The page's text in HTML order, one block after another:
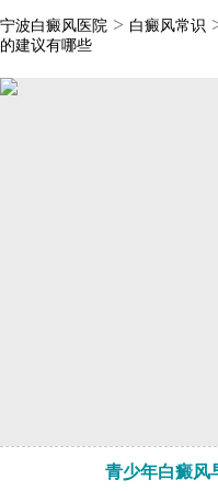
宁波白癜风医院 > 白癜风常识
的建议有哪些
青少年白癜风